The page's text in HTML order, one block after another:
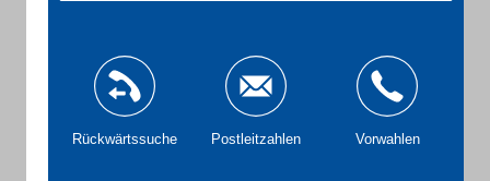
Rückwärtssuche Postleitzahlen Vorwahlen